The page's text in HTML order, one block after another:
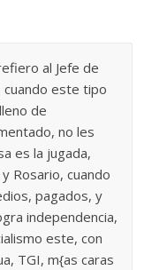
al Jefe de
cuando este tipo
de
no les
es la jugada,
Rosario, cuando
pagados, y
independencia,
este, con
TGI, m{as caras